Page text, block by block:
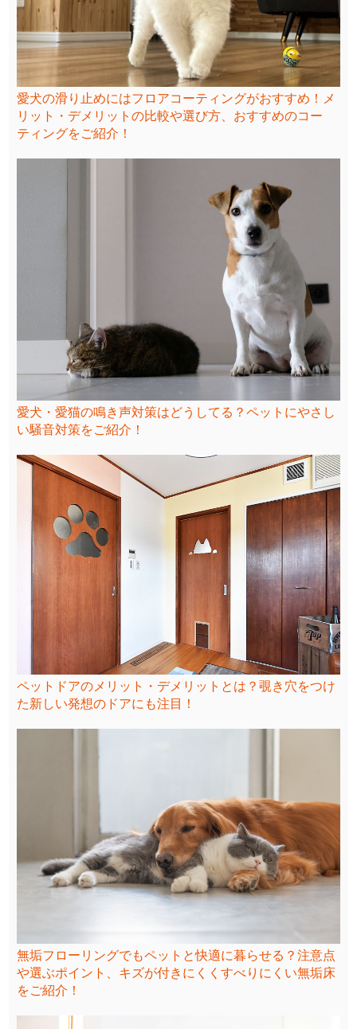
愛犬の滑り止めにはフロアコーティングがおすすめ！メ
リット・デメリットの比較や選び方、おすすめのコー
ティングをご紹介！
愛犬・愛猫の鳴き声対策はどうしてる？ペットにやさし
い騒音対策をご紹介！
ペットドアのメリット・デメリットとは？覗き穴をつけ
た新しい発想のドアにも注目！
無垢フローリングでもペットと快適に暮らせる？注意点
や選ぶポイント、キズが付きにくくすべりにくい無垢床
をご紹介！